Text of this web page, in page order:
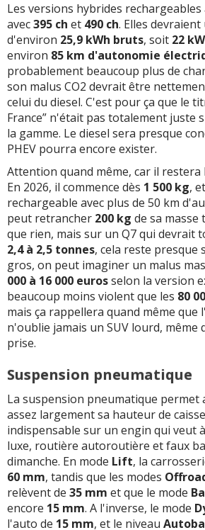
Les versions hybrides
avec395 ch et 490 ch. Elles
d'environ 25,9 kWh bruts, soit 22
environ 85 km d'autonomie
probablement beaucoup plus de
son malus CO2 devrait être
celui du diesel. C'est pour ça que le
France” n'était pas totalement juste
la gamme. Le diesel sera presque
PHEV pourra encore exister.
Attention quand même, car il restera
En 2026, il commence dès 1 500 kg,
rechargeable avec plus de 50 km
peut retrancher 200 kg de sa masse
que rien, mais sur un Q7 qui devrait
2,4 à 2,5 tonnes, cela reste presque
gros, on peut imaginer un malus
000 à 16 000 eurosselon la version
beaucoup moins violent que les 80
mais ça rappellera quand même
n'oublie jamais un SUV lourd, même
prise.
Suspension pneumatique
La suspension pneumatique permet
assez largement sa hauteur de
indispensable sur un engin qui veut
luxe, routière autoroutière et faux
dimanche. En mode Lift, la
60 mm, tandis que les modes
relèvent de 35 mm et que le mode
encore 15 mm. A l'inverse, le mode
l'auto de 15 mm, et le niveau